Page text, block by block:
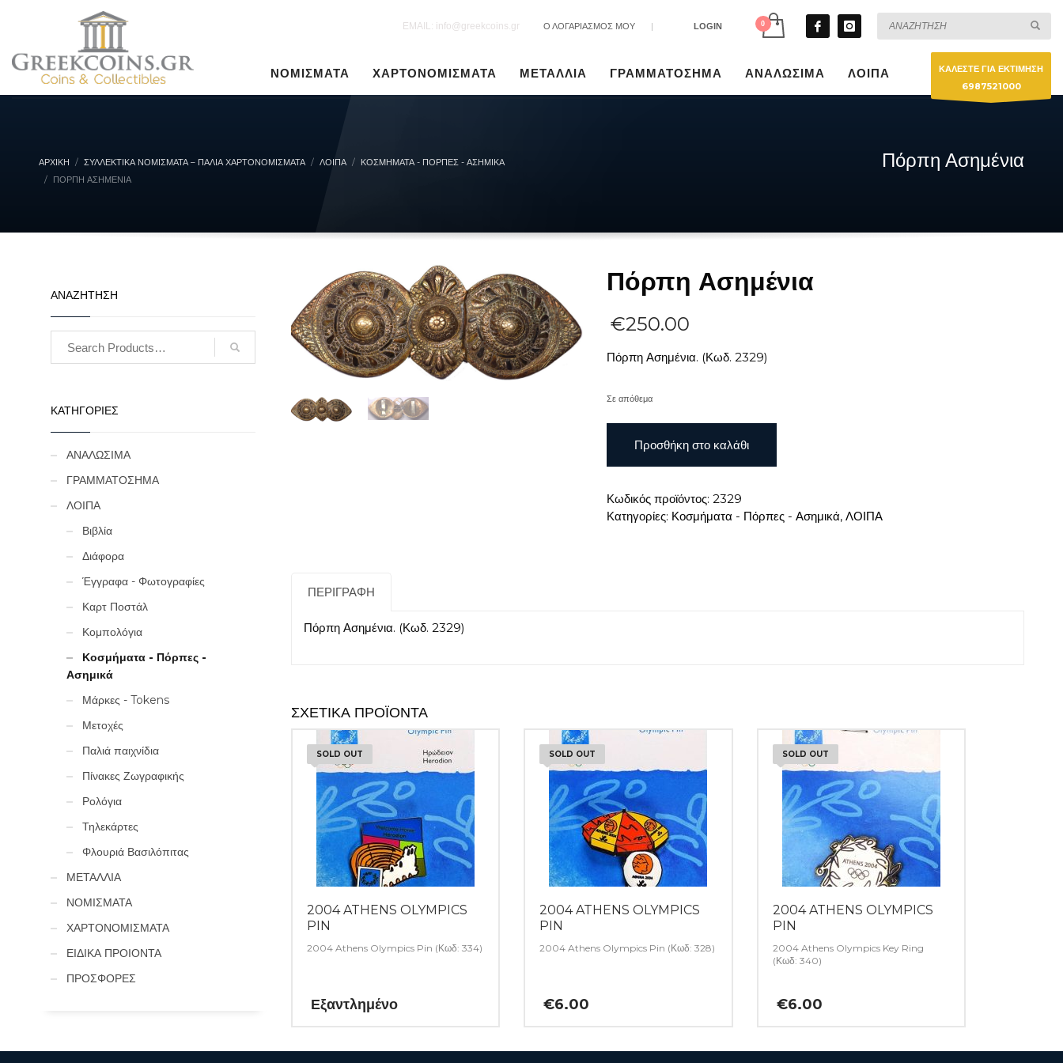
EMAIL: info@greekcoins.gr Ο ΛΟΓΑΡΙΑΣΜΟΣ ΜΟΥ | LOGIN
ΝΟΜΙΣΜΑΤΑ ΧΑΡΤΟΝΟΜΙΣΜΑΤΑ ΜΕΤΑΛΛΙΑ ΓΡΑΜΜΑΤΟΣΗΜΑ ΑΝΑΛΩΣΙΜΑ ΛΟΙΠΑ
ΚΑΛΕΣΤΕ ΓΙΑ ΕΚΤΙΜΗΣΗ
6987521000
ΑΡΧΙΚΉ ΣΥΛΛΕΚΤΙΚΆ ΝΟΜΊΣΜΑΤΑ – ΠΑΛΙΆ ΧΑΡΤΟΝΟΜΊΣΜΑΤΑ ΛΟΙΠΑ
ΚΟΣΜΉΜΑΤΑ - ΠΌΡΠΕΣ - ΑΣΗΜΙΚΆ
ΠΌΡΠΗ ΑΣΗΜΈΝΙΑ
Πόρπη Ασημένια
Πόρπη Ασημένια
€250.00
Πόρπη Ασημένια. (Κωδ. 2329)
Σε απόθεμα
Ασημένια
ποσότητα
Προσθήκη στο καλάθι
Κωδικός προϊόντος: 2329
Κατηγορίες: Κοσμήματα - Πόρπες - Ασημικά, ΛΟΙΠΑ
ΠΕΡΙΓΡΑΦΉ
Πόρπη Ασημένια. (Κωδ. 2329)
ΣΧΕΤΙΚΆ ΠΡΟΪΌΝΤΑ
SOLD OUT
2004 ATHENS OLYMPICS
PIN
2004 Athens Olympics Pin (Κωδ: 334)
Εξαντλημένο
SOLD OUT
2004 ATHENS OLYMPICS
PIN
2004 Athens Olympics Pin (Κωδ: 328)
€6.00
SOLD OUT
2004 ATHENS OLYMPICS
PIN
2004 Athens Olympics Key Ring
(Κωδ: 340)
€6.00
ΑΝΑΖΗΤΗΣΗ
ΚΑΤΗΓΟΡΙΕΣ
ΑΝΑΛΩΣΙΜΑ
ΓΡΑΜΜΑΤΟΣΗΜΑ
ΛΟΙΠΑ
Βιβλία
Διάφορα
Έγγραφα - Φωτογραφίες
Καρτ Ποστάλ
Κομπολόγια
Κοσμήματα - Πόρπες -
Ασημικά
Μάρκες - Tokens
Μετοχές
Παλιά παιχνίδια
Πίνακες Ζωγραφικής
Ρολόγια
Τηλεκάρτες
Φλουριά Βασιλόπιτας
ΜΕΤΑΛΛΙΑ
ΝΟΜΙΣΜΑΤΑ
ΧΑΡΤΟΝΟΜΙΣΜΑΤΑ
ΕΙΔΙΚΑ ΠΡΟΙΟΝΤΑ
ΠΡΟΣΦΟΡΕΣ